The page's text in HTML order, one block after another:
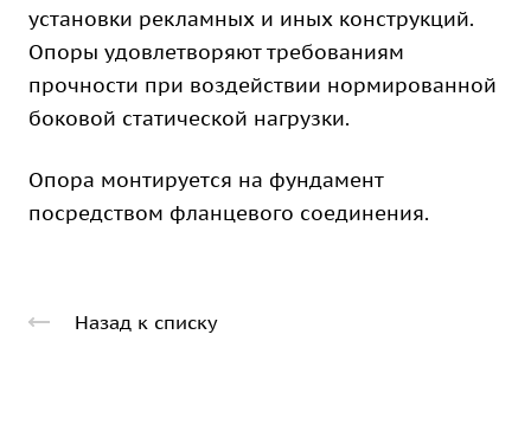
установки рекламных и иных конструкций.
Опоры удовлетворяют требованиям
прочности при воздействии нормированной
боковой статической нагрузки.
Опора монтируется на фундамент
посредством фланцевого соединения.
Назад к списку